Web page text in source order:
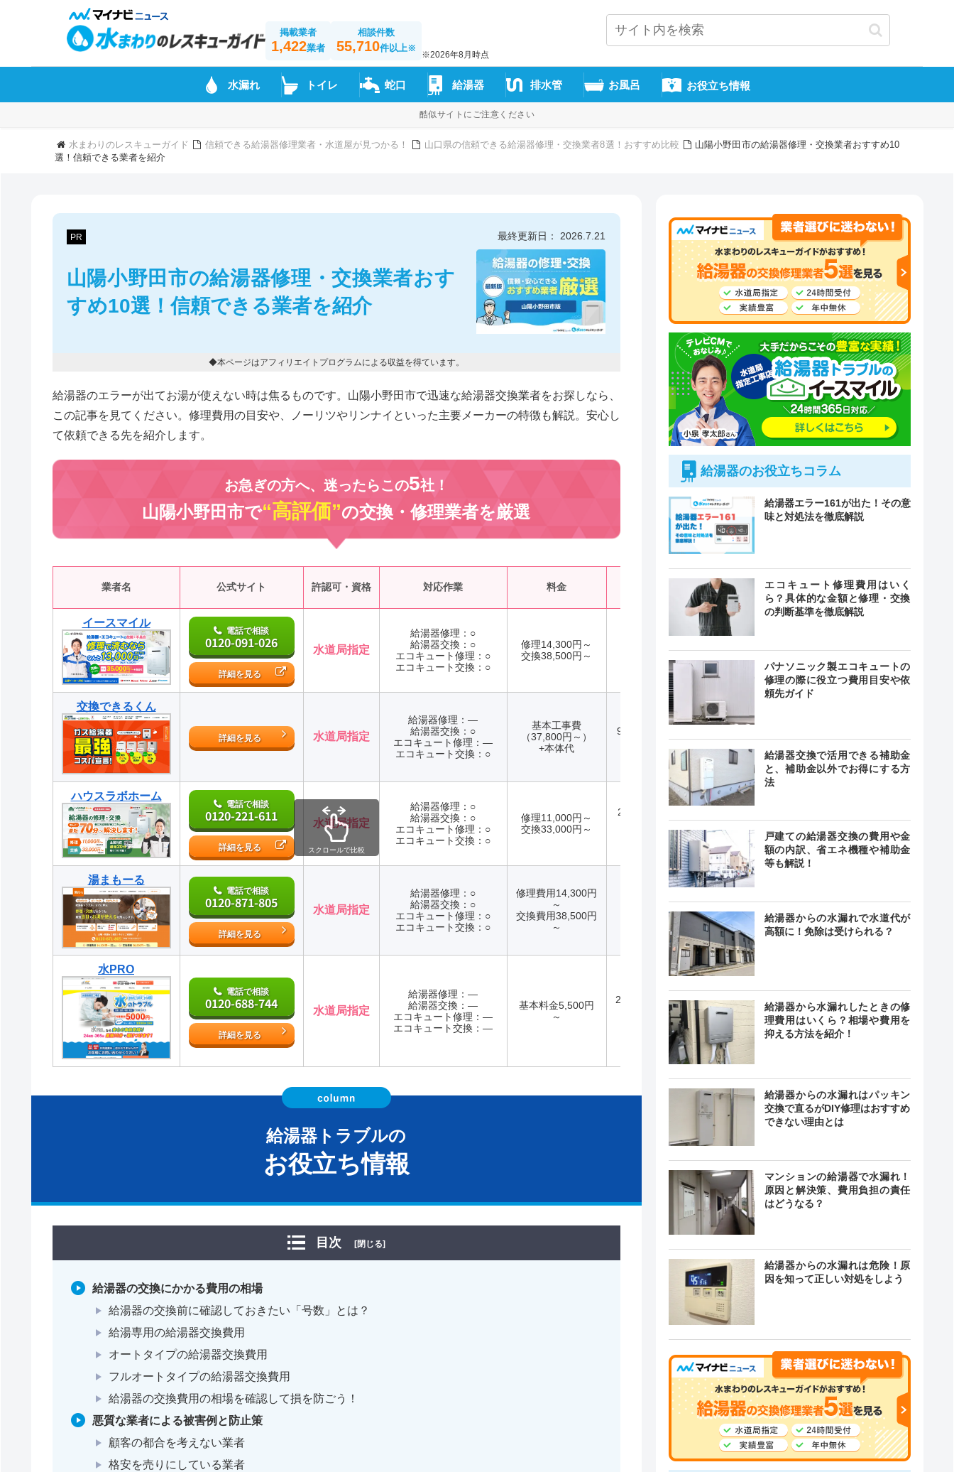
掲載業者
1,422業者
相談件数
55,710件以上※
※2026年8月時点
水漏れ トイレ 蛇口 給湯器 排水管 お風呂 お役立ち情報
酷似サイトにご注意ください
水まわりのレスキューガイド 信頼できる給湯器修理業者・水道屋が見つかる！ 山口県の信頼できる給湯器修理・交換業者8選！おすすめ比較
山陽小野田市の給湯器修理・交換業者おすすめ10
選！信頼できる業者を紹介
PR
山陽小野田市の給湯器修理・交換業者おす
すめ10選！信頼できる業者を紹介
最終更新日： 2026.7.21
◆本ページはアフィリエイトプログラムによる収益を得ています。
給湯器のエラーが出てお湯が使えない時は焦るものです。山陽小野田市で迅速な給湯器交換業者をお探しなら、
この記事を見てください。修理費用の目安や、ノーリツやリンナイといった主要メーカーの特徴も解説。安心し
て依頼できる先を紹介します。
お急ぎの方へ、迷ったらこの5社！
山陽小野田市で“高評価”の交換・修理業者を厳選
業者名 公式サイト 許認可・資格 対応作業 料金 緊急駆けつけ
イースマイル
電話で相談
0120-091-026
詳細を見る
水道局指定
給湯器修理：○
給湯器交換：○
エコキュート修理：○
エコキュート交換：○
修理14,300円～
交換38,500円～
最短20分
交換できるくん
詳細を見る 水道局指定
給湯器修理：―
給湯器交換：○
エコキュート修理：―
エコキュート交換：○
基本工事費
（37,800円～）
+本体代
9:00～18:00
記載なし
ハウスラボホーム
電話で相談
0120-221-611
詳細を見る
水道局指定
給湯器修理：○
給湯器交換：○
エコキュート修理：○
エコキュート交換：○
修理11,000円～
交換33,000円～
24時間 年中
最短20分
湯まもーる
電話で相談
0120-871-805
詳細を見る
水道局指定
給湯器修理：○
給湯器交換：○
エコキュート修理：○
エコキュート交換：○
修理費用14,300円
～
交換費用38,500円
～
最短20分
水PRO
電話で相談
0120-688-744
詳細を見る
水道局指定
給湯器修理：―
給湯器交換：―
エコキュート修理：―
エコキュート交換：―
基本料金5,500円
～
24時間365日
最短15分
スクロールで比較
給湯器トラブルの
お役立ち情報
目次 [閉じる]
給湯器の交換にかかる費用の相場
給湯器の交換前に確認しておきたい「号数」とは？
給湯専用の給湯器交換費用
オートタイプの給湯器交換費用
フルオートタイプの給湯器交換費用
給湯器の交換費用の相場を確認して損を防ごう！
悪質な業者による被害例と防止策
顧客の都合を考えない業者
格安を売りにしている業者
給湯器のお役立ちコラム
給湯器エラー161が出た！その意
味と対処法を徹底解説
エコキュート修理費用はいく
ら？具体的な金額と修理・交換
の判断基準を徹底解説
パナソニック製エコキュートの
修理の際に役立つ費用目安や依
頼先ガイド
給湯器交換で活用できる補助金
と、補助金以外でお得にする方
法
戸建ての給湯器交換の費用や金
額の内訳、省エネ機種や補助金
等も解説！
給湯器からの水漏れで水道代が
高額に！免除は受けられる？
給湯器から水漏れしたときの修
理費用はいくら？相場や費用を
抑える方法を紹介！
給湯器からの水漏れはパッキン
交換で直るがDIY修理はおすすめ
できない理由とは
マンションの給湯器で水漏れ！
原因と解決策、費用負担の責任
はどうなる？
給湯器からの水漏れは危険！原
因を知って正しい対処をしよう